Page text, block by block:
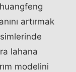
artırmak
lahana
modelini